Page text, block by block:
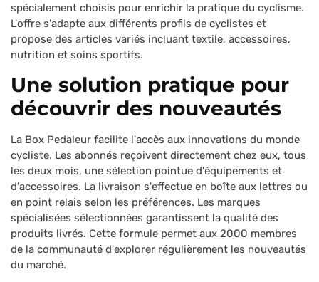
spécialement choisis pour enrichir la pratique du cyclisme.
L'offre s'adapte aux différents profils de cyclistes et
propose des articles variés incluant textile, accessoires,
nutrition et soins sportifs.
Une solution pratique pour
découvrir des nouveautés
La Box Pedaleur facilite l'accès aux innovations du monde
cycliste. Les abonnés reçoivent directement chez eux, tous
les deux mois, une sélection pointue d'équipements et
d'accessoires. La livraison s'effectue en boîte aux lettres ou
en point relais selon les préférences. Les marques
spécialisées sélectionnées garantissent la qualité des
produits livrés. Cette formule permet aux 2000 membres
de la communauté d'explorer régulièrement les nouveautés
du marché.